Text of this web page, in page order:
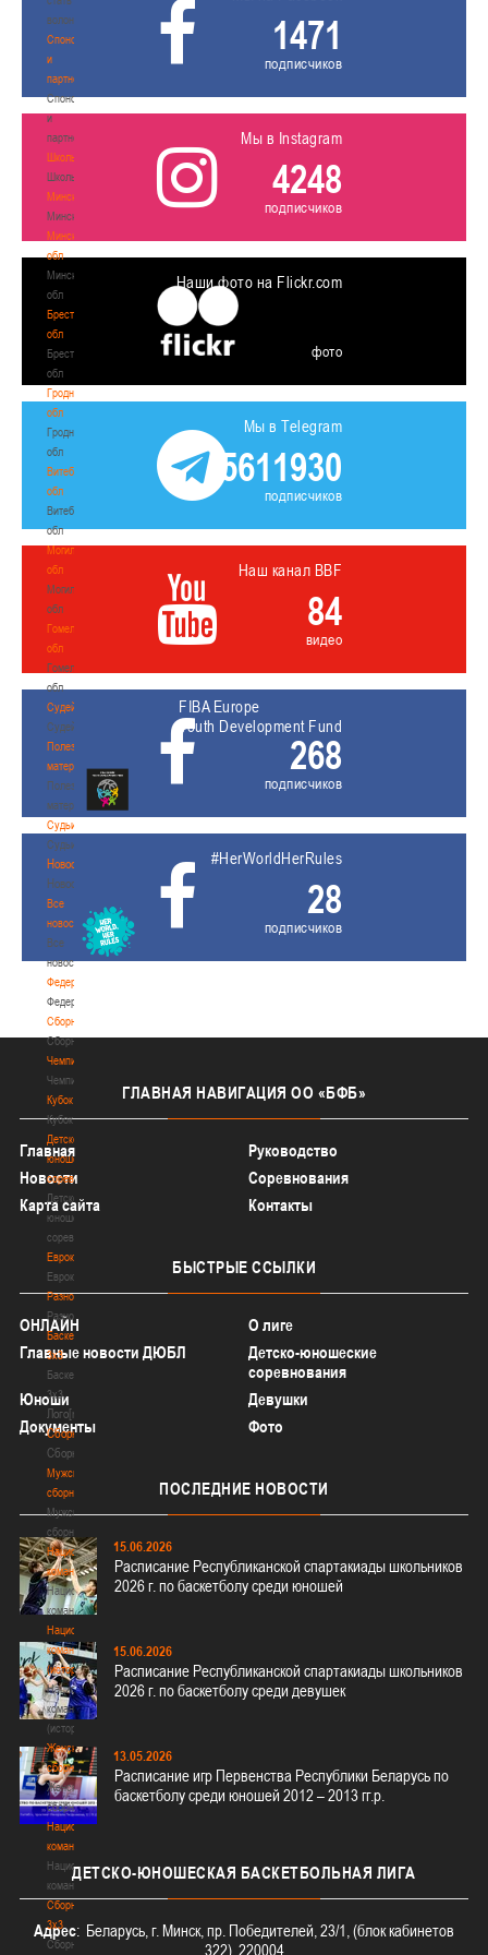
волонтером
Спонсоры
и
партнеры
Спонсоры
и
партнеры
Школы
Школы
Минск
Минск
Минская
обл
Минская
обл
Брестская
обл
Брестская
обл
Гродненская
обл
Гродненская
обл
Витебская
обл
Витебская
обл
Могилевская
обл
Могилевская
обл
Гомельская
обл
Гомельская
обл
Судейство
Судейство
Полезные
материалы
Полезные
материалы
Судьи
Судьи
Новости
Новости
Все
новости
Все
новости
Федерация
Федерация
Сборные
Сборные
Чемпионат
Чемпионат
Кубок
Кубок
Детско-
юношеские
соревнования
Детско-
юношеские
соревнования
Еврокубки
Еврокубки
Разное
Разное
Баскетбол
3х3
Баскетбол
3х3
Лого[modid=121]
Сборные
Сборные
Мужские
сборные
Мужские
сборные
Национальная
команда
Национальная
команда
Национальная
команда
(история)
Национальная
команда
(история)
Женские
сборные
Женские
сборные
Национальная
команда
Национальная
команда
Сборные
3х3
Сборные
1471
подписчиков
Мы в Instagram
4248
подписчиков
Наши фото на Flickr.com
фото
Мы в Telegram
5611930
подписчиков
Наш канал BBF
84
видео
FIBA Europe
Youth Development Fund
268
подписчиков
#HerWorldHerRules
28
подписчиков
ГЛАВНАЯ НАВИГАЦИЯ ОО «БФБ»
Главная
Руководство
Новости
Соревнования
Карта сайта
Контакты
БЫСТРЫЕ ССЫЛКИ
ОНЛАЙН
О лиге
Главные новости ДЮБЛ
Детско-юношеские
соревнования
Юноши
Девушки
Документы
Фото
ПОСЛЕДНИЕ НОВОСТИ
15.06.2026
Расписание Республиканской спартакиады школьников
2026 г. по баскетболу среди юношей
15.06.2026
Расписание Республиканской спартакиады школьников
2026 г. по баскетболу среди девушек
13.05.2026
Расписание игр Первенства Республики Беларусь по
баскетболу среди юношей 2012 – 2013 гг.р.
ДЕТСКО-ЮНОШЕСКАЯ БАСКЕТБОЛЬНАЯ ЛИГА
Адрес: Беларусь, г. Минск, пр. Победителей, 23/1, (блок кабинетов
322), 220004